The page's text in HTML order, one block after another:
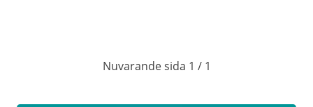
parkeringsgarage i samma byggnad.
Nuvarande sida 1 / 1